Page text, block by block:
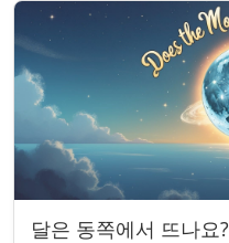
달은 동쪽에서 뜨나요?